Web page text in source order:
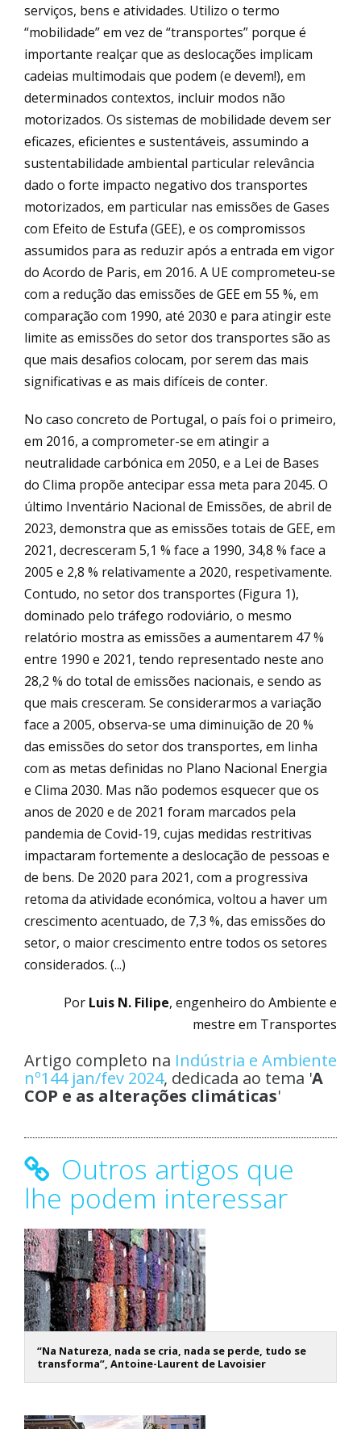
serviços, bens e atividades. Utilizo o termo
“mobilidade” em vez de “transportes” porque é
importante realçar que as deslocações implicam
cadeias multimodais que podem (e devem!), em
determinados contextos, incluir modos não
motorizados. Os sistemas de mobilidade devem ser
eficazes, eficientes e sustentáveis, assumindo a
sustentabilidade ambiental particular relevância
dado o forte impacto negativo dos transportes
motorizados, em particular nas emissões de Gases
com Efeito de Estufa (GEE), e os compromissos
assumidos para as reduzir após a entrada em vigor
do Acordo de Paris, em 2016. A UE comprometeu-se
com a redução das emissões de GEE em 55 %, em
comparação com 1990, até 2030 e para atingir este
limite as emissões do setor dos transportes são as
que mais desafios colocam, por serem das mais
significativas e as mais difíceis de conter.
No caso concreto de Portugal, o país foi o primeiro,
em 2016, a comprometer-se em atingir a
neutralidade carbónica em 2050, e a Lei de Bases
do Clima propõe antecipar essa meta para 2045. O
último Inventário Nacional de Emissões, de abril de
2023, demonstra que as emissões totais de GEE, em
2021, decresceram 5,1 % face a 1990, 34,8 % face a
2005 e 2,8 % relativamente a 2020, respetivamente.
Contudo, no setor dos transportes (Figura 1),
dominado pelo tráfego rodoviário, o mesmo
relatório mostra as emissões a aumentarem 47 %
entre 1990 e 2021, tendo representado neste ano
28,2 % do total de emissões nacionais, e sendo as
que mais cresceram. Se considerarmos a variação
face a 2005, observa-se uma diminuição de 20 %
das emissões do setor dos transportes, em linha
com as metas definidas no Plano Nacional Energia
e Clima 2030. Mas não podemos esquecer que os
anos de 2020 e de 2021 foram marcados pela
pandemia de Covid-19, cujas medidas restritivas
impactaram fortemente a deslocação de pessoas e
de bens. De 2020 para 2021, com a progressiva
retoma da atividade económica, voltou a haver um
crescimento acentuado, de 7,3 %, das emissões do
setor, o maior crescimento entre todos os setores
considerados. (...)
Por Luis N. Filipe, engenheiro do Ambiente e
mestre em Transportes
Artigo completo na Indústria e Ambiente
nº144 jan/fev 2024, dedicada ao tema 'A
COP e as alterações climáticas'
Outros artigos que
lhe podem interessar
“Na Natureza, nada se cria, nada se perde, tudo se
transforma”, Antoine-Laurent de Lavoisier